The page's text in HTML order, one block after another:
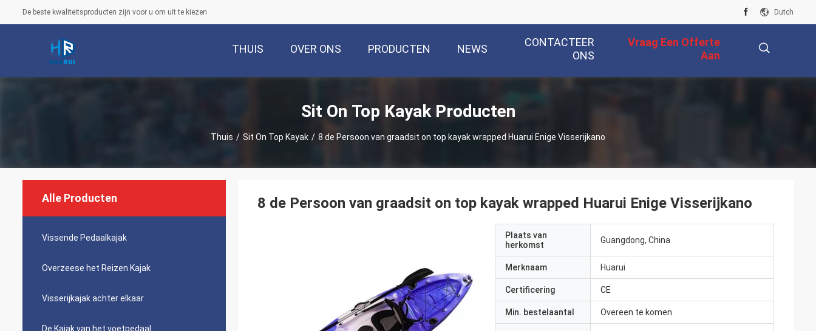
De beste kwaliteitsproducten zijn voor u om uit te kiezen Dutch
THUIS OVER ONS PRODUCTEN NEWS
CONTACTEER
ONS
Vraag Een Offerte
Aan
Sit On Top Kayak Producten
Thuis / Sit On Top Kayak / 8 de Persoon van graadsit on top kayak wrapped Huarui Enige Visserijkano
Alle Producten
Vissende Pedaalkajak
Overzeese het Reizen Kajak
Visserijkajak achter elkaar
De Kajak van het voetpedaal
8 de Persoon van graadsit on top kayak wrapped Huarui Enige Visserijkano
Plaats van
herkomst
Guangdong, China
Merknaam Huarui
Certificering CE
Min. bestelaantal Overeen te komen